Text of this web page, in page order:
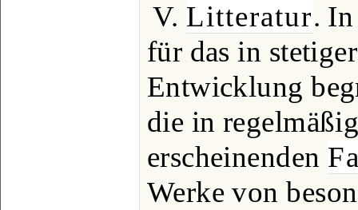
V. Litteratur.
für das in
Entwicklung
die in
erscheinenden
Werke von